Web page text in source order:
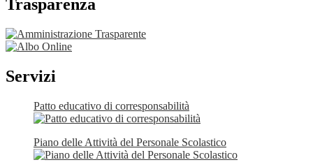
Trasparenza
Servizi
Patto educativo di corresponsabilità
Piano delle Attività del Personale Scolastico